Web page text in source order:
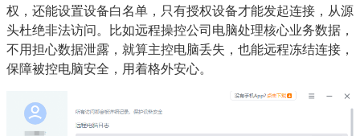
权，还能设置设备白名单，只有授权设备才能发起连接，从源
头杜绝非法访问。比如远程操控公司电脑处理核心业务数据，
不用担心数据泄露，就算主控电脑丢失，也能远程冻结连接，
保障被控电脑安全，用着格外安心。